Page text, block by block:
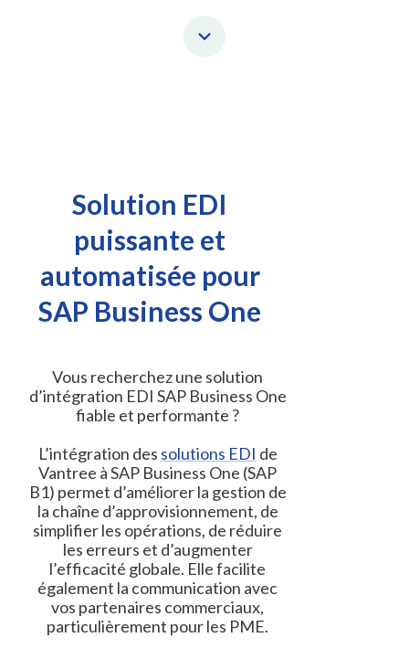
Solution EDI
puissante et
automatisée pour
SAP Business One
Vous recherchez une solution
d’intégration EDI SAP Business One
fiable et performante ?
L’intégration des solutions EDI de
Vantree à SAP Business One (SAP
B1) permet d’améliorer la gestion de
la chaîne d’approvisionnement, de
simplifier les opérations, de réduire
les erreurs et d’augmenter
l’efficacité globale. Elle facilite
également la communication avec
vos partenaires commerciaux,
particulièrement pour les PME.